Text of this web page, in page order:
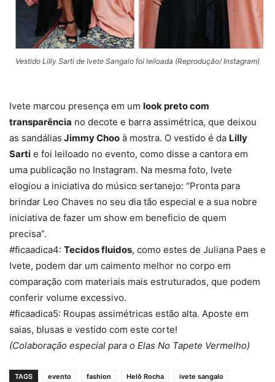
Vestido Lilly Sarti de Ivete Sangalo foi leiloada (Reprodução/ Instagram)
Ivete marcou presença em um look preto com
transparência no decote e barra assimétrica, que deixou
as sandálias Jimmy Choo à mostra. O vestido é da Lilly
Sarti e foi leiloado no evento, como disse a cantora em
uma publicação no Instagram. Na mesma foto, Ivete
elogiou a iniciativa do músico sertanejo: “Pronta para
brindar Leo Chaves no seu dia tão especial e a sua nobre
iniciativa de fazer um show em beneficio de quem
precisa”.
#ficaadica4: Tecidos fluidos, como estes de Juliana Paes e
Ivete, podem dar um caimento melhor no corpo em
comparação com materiais mais estruturados, que podem
conferir volume excessivo.
#ficaadica5: Roupas assimétricas estão alta. Aposte em
saias, blusas e vestido com este corte!
(Colaboração especial para o Elas No Tapete Vermelho)
TAGS evento fashion Helô Rocha
ivete sangalo